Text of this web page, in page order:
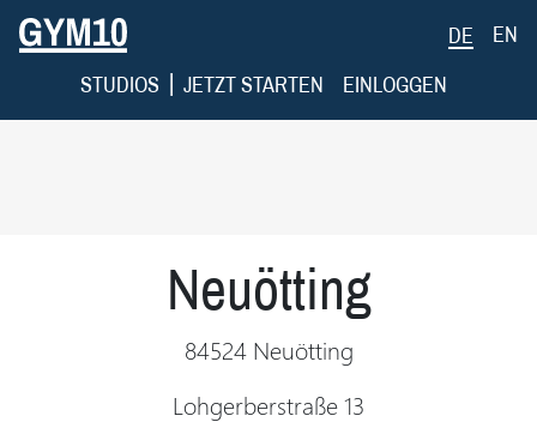
DE
EN
STUDIOS | JETZT STARTEN EINLOGGEN
Neuötting
84524 Neuötting
Lohgerberstraße 13